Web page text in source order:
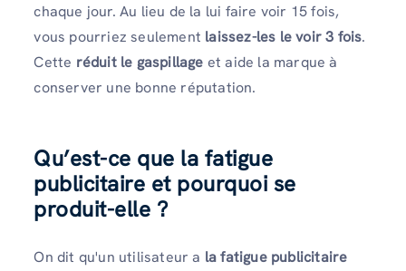
chaque jour. Au lieu de la lui faire voir 15 fois,
vous pourriez seulement laissez-les le voir 3 fois.
Cette réduit le gaspillage et aide la marque à
conserver une bonne réputation.
Qu’est-ce que la fatigue
publicitaire et pourquoi se
produit-elle ?
On dit qu'un utilisateur a la fatigue publicitaire